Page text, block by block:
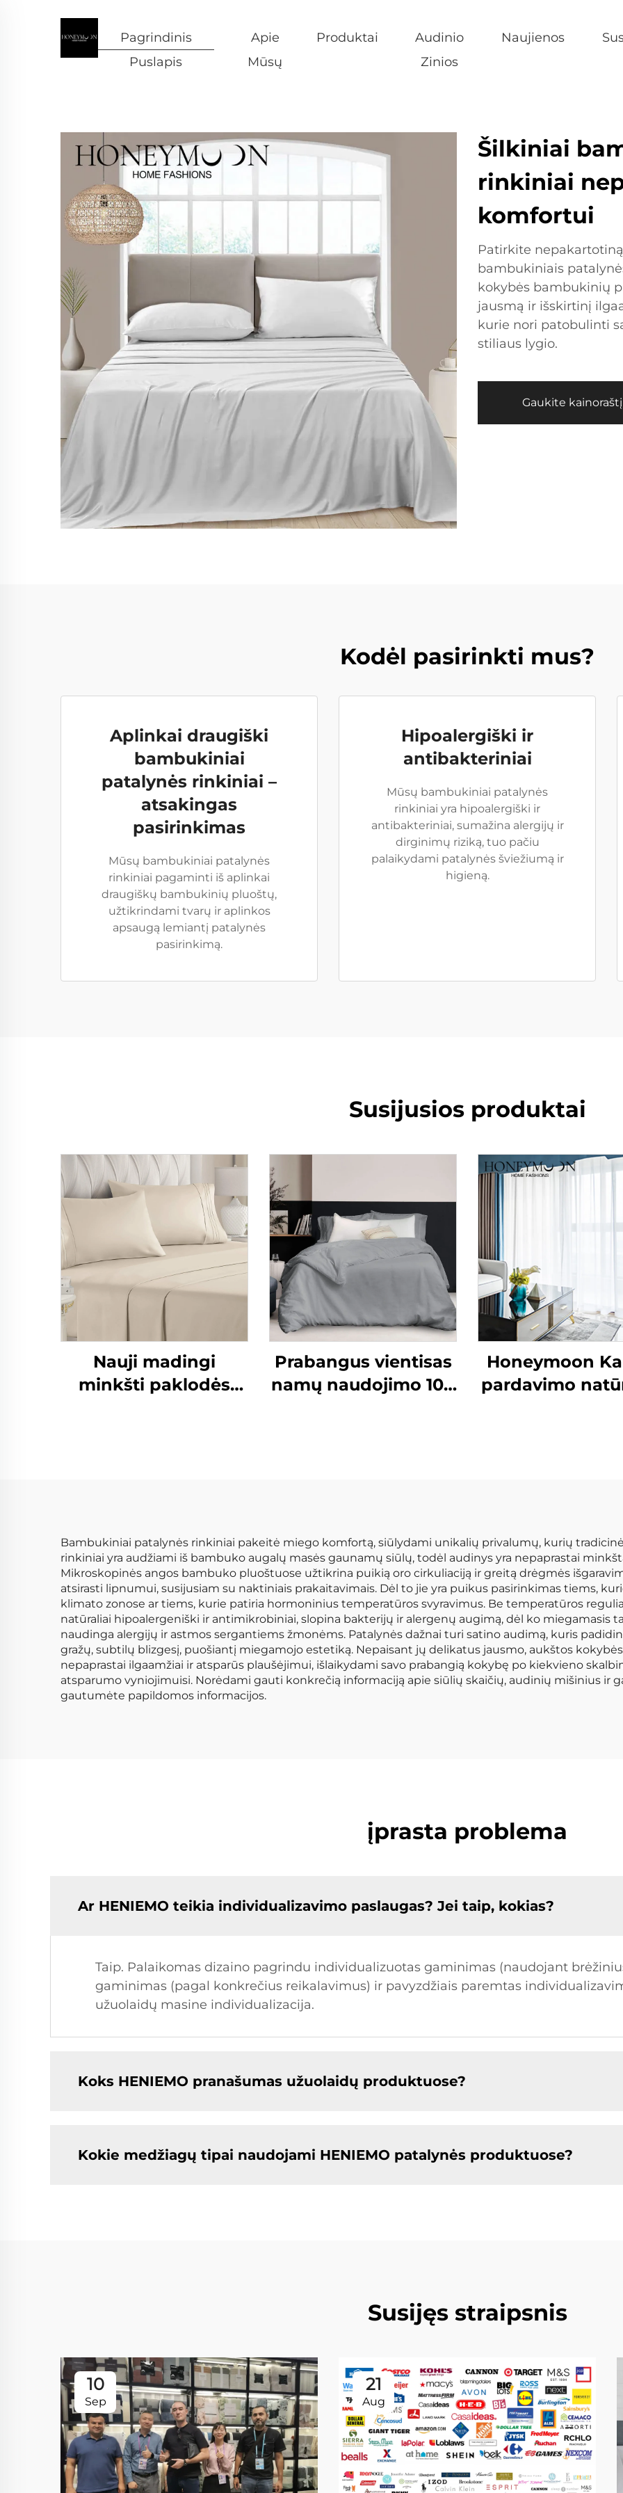
Pagrindinis
Puslapis
Apie
Mūsų
Produktai
Audinio
Zinios
Naujienos
Šilkiniai
rinkiniai
komfortui
Patirkite
bambukiniais
kokybės bambukinių
jausmą ir išskirtinį
kurie nori patobulinti
stiliaus lygio.
Gaukite kainoraštį
Kodėl pasirinkti mus?
Aplinkai draugiški
bambukiniai
patalynės rinkiniai –
atsakingas
pasirinkimas
Mūsų bambukiniai patalynės
rinkiniai pagaminti iš aplinkai
draugiškų bambukinių pluoštų,
užtikrindami tvarų ir aplinkos
apsaugą lemiantį patalynės
pasirinkimą.
Hipoalergiški ir
antibakteriniai
Mūsų bambukiniai patalynės
rinkiniai yra hipoalergiški ir
antibakteriniai, sumažina alergijų ir
dirginimų riziką, tuo pačiu
palaikydami patalynės šviežiumą ir
higieną.
Susijusios produktai
Nauji madingi
minkšti paklodės
Prabangus vientisas
namų naudojimo 100
Honeymoon
pardavimo
Bambukiniai patalynės rinkiniai pakeitė miego komfortą, siūlydami unikalių privalumų, kurių
rinkiniai yra audžiami iš bambuko augalų masės gaunamų siūlų, todėl audinys yra nepaprastai
Mikroskopinės angos bambuko pluoštuose užtikrina puikią oro cirkuliaciją ir greitą drėgmės
atsirasti lipnumui, susijusiam su naktiniais prakaitavimais. Dėl to jie yra puikus pasirinkimas tiems,
klimato zonose ar tiems, kurie patiria hormoninius temperatūros svyravimus. Be temperatūros
natūraliai hipoalergeniški ir antimikrobiniai, slopina bakterijų ir alergenų augimą, dėl ko miegamasis
naudinga alergijų ir astmos sergantiems žmonėms. Patalynės dažnai turi satino audimą, kuris
gražų, subtilų blizgesį, puošiantį miegamojo estetiką. Nepaisant jų delikatus jausmo, aukštos
nepaprastai ilgaamžiai ir atsparūs plaušėjimui, išlaikydami savo prabangią kokybę po kiekvieno
atsparumo vyniojimuisi. Norėdami gauti konkrečią informaciją apie siūlių skaičių, audinių mišinius ir
gautumėte papildomos informacijos.
įprasta problema
Ar HENIEMO teikia individualizavimo paslaugas? Jei taip, kokias?
Taip. Palaikomas dizaino pagrindu individualizuotas gaminimas (naudojant
gaminimas (pagal konkrečius reikalavimus) ir pavyzdžiais paremtas
užuolaidų masine individualizacija.
Koks HENIEMO pranašumas užuolaidų produktuose?
Kokie medžiagų tipai naudojami HENIEMO patalynės produktuose?
Susijęs straipsnis
10
Sep
21
Aug